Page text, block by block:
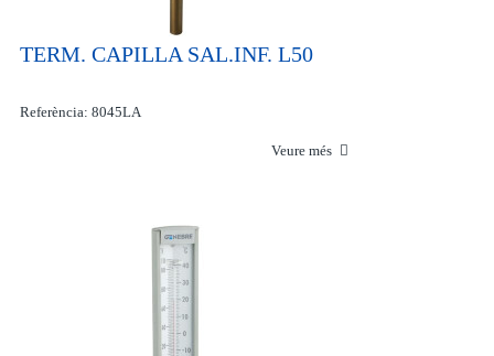
TERM. CAPILLA SAL.INF. L50
Referència: 8045LA
Veure més